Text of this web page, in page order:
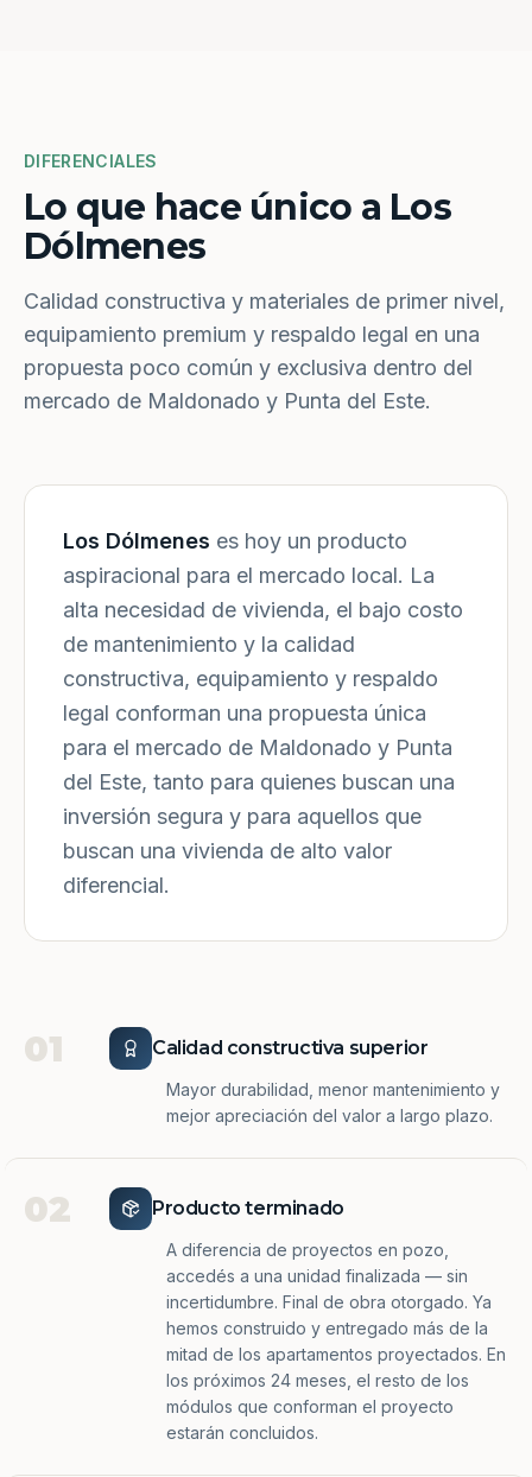
DIFERENCIALES
Lo que hace único a Los
Dólmenes
Calidad constructiva y materiales de primer nivel,
equipamiento premium y respaldo legal en una
propuesta poco común y exclusiva dentro del
mercado de Maldonado y Punta del Este.
Los Dólmenes es hoy un producto
aspiracional para el mercado local. La
alta necesidad de vivienda, el bajo costo
de mantenimiento y la calidad
constructiva, equipamiento y respaldo
legal conforman una propuesta única
para el mercado de Maldonado y Punta
del Este, tanto para quienes buscan una
inversión segura y para aquellos que
buscan una vivienda de alto valor
diferencial.
01 Calidad constructiva superior
Mayor durabilidad, menor mantenimiento y
mejor apreciación del valor a largo plazo.
02 Producto terminado
A diferencia de proyectos en pozo,
accedés a una unidad finalizada — sin
incertidumbre. Final de obra otorgado. Ya
hemos construido y entregado más de la
mitad de los apartamentos proyectados. En
los próximos 24 meses, el resto de los
módulos que conforman el proyecto
estarán concluidos.